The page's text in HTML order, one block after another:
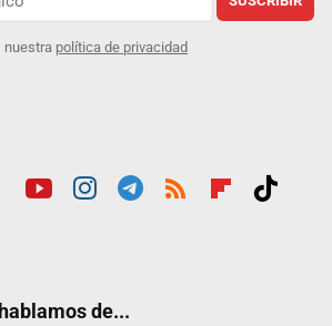
nuestra política de privacidad
de...